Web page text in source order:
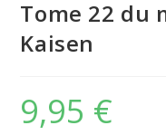
Tome 22 du
Kaisen
9,95 €